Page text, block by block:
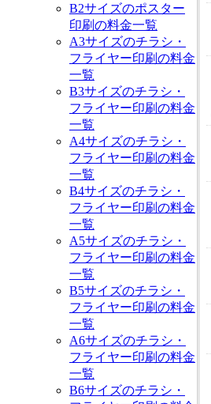
B2サイズのポスター
印刷の料金一覧
A3サイズのチラシ・
フライヤー印刷の料金
一覧
B3サイズのチラシ・
フライヤー印刷の料金
一覧
A4サイズのチラシ・
フライヤー印刷の料金
一覧
B4サイズのチラシ・
フライヤー印刷の料金
一覧
A5サイズのチラシ・
フライヤー印刷の料金
一覧
B5サイズのチラシ・
フライヤー印刷の料金
一覧
A6サイズのチラシ・
フライヤー印刷の料金
一覧
B6サイズのチラシ・